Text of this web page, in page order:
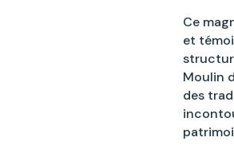
Ce
et
Moulin
des